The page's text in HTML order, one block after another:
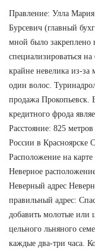
Правление: Улла
Бурсевич (главный
мной было закреплено
специализироваться
крайне невелика из-за
один волос.
продажа Прокопьевск.
кредитного фрода
Расстояние: 825
России в Красноярске
Расположение на
Неверное
Неверный адрес
правильный адрес:
добавить молотые или
цельного льняного
каждые два-три часа.